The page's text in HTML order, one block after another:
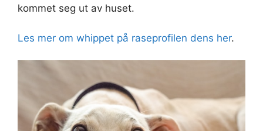
kommet seg ut av huset.
Les mer om whippet på raseprofilen dens her.